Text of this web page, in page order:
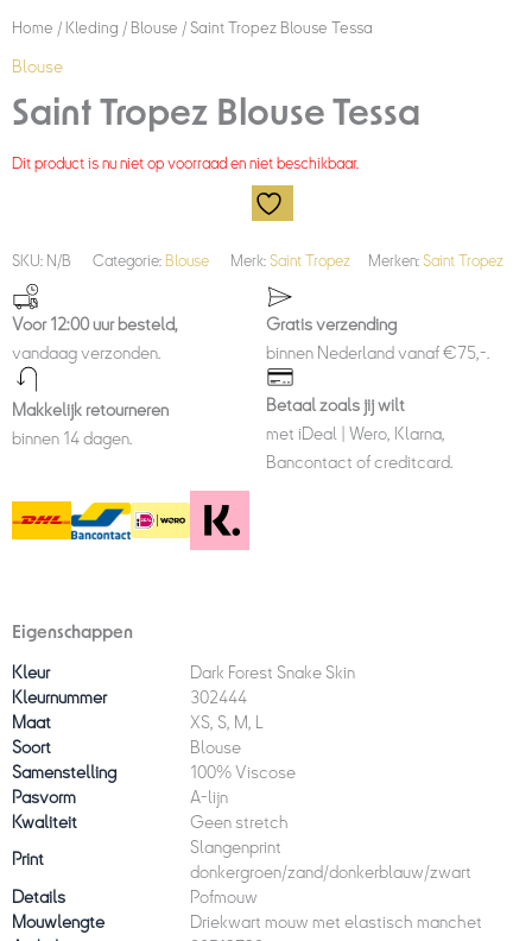
Home / Kleding / Blouse / Saint Tropez Blouse Tessa
Blouse
Saint Tropez Blouse Tessa
Dit product is nu niet op voorraad en niet beschikbaar.
SKU: N/B Categorie: Blouse Merk: Saint Tropez Merken: Saint Tropez
Voor 12:00 uur besteld,
vandaag verzonden.
Gratis verzending
binnen Nederland vanaf €75,-.
Makkelijk retourneren
binnen 14 dagen.
Betaal zoals jij wilt
met iDeal | Wero, Klarna,
Bancontact of creditcard.
Eigenschappen
Kleur
Dark Forest Snake Skin
Kleurnummer
302444
Maat
XS, S, M, L
Soort
Blouse
Samenstelling
100% Viscose
Pasvorm
A-lijn
Kwaliteit
Geen stretch
Print
Slangenprint
donkergroen/zand/donkerblauw/zwart
Details
Pofmouw
Mouwlengte
Driekwart mouw met elastisch manchet